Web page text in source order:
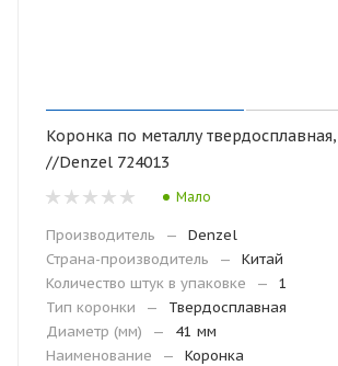
Коронка по металлу
//Denzel 724013
Мало
Производитель —
Denzel
Страна-производитель
—
Китай
Количество штук в упаковке
—
1
Тип коронки
—
Твердосплавная
Диаметр (мм)
—
41 мм
Наименование
—
Коронка